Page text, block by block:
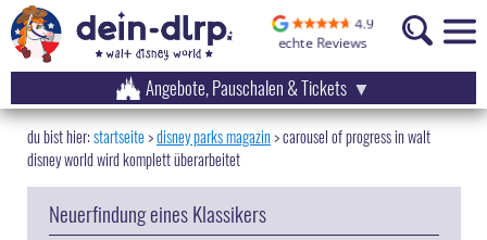
Angebote, Pauschalen & Tickets
startseite disney parks magazin>carousel of progress in walt
disney world wird komplett überarbeitet
Neuerfindung eines Klassikers